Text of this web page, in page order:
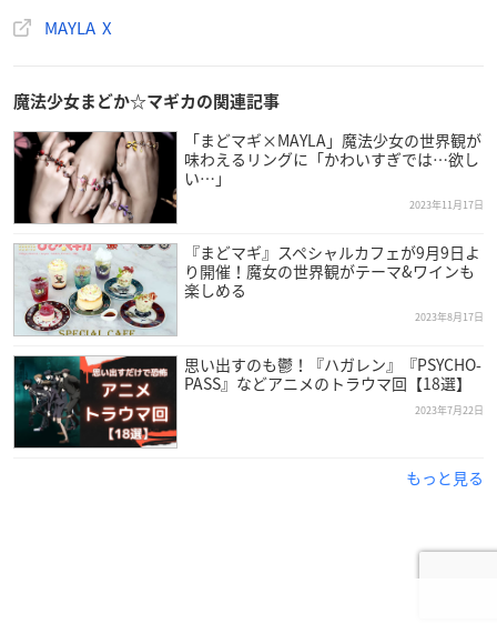
▽2024年1月1日 販売開始
m/hDPfnGcQEq
— MAYLA (@mayla_classic)December 26, 2023
MAYLA X
魔法少女まどか☆マギカの関連記事
「まどマギ×MAYLA」魔法少女の世界観が
味わえるリングに「かわいすぎでは…欲し
い…」
2023年11月17日
『まどマギ』スペシャルカフェが9月9日よ
り開催！魔女の世界観がテーマ&ワインも
楽しめる
2023年8月17日
思い出すのも鬱！『ハガレン』『PSYCHO-
PASS』などアニメのトラウマ回【18選】
2023年7月22日
もっと見る